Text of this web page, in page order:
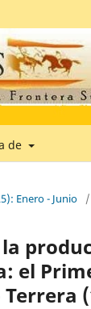
de
Enero - Junio /
el